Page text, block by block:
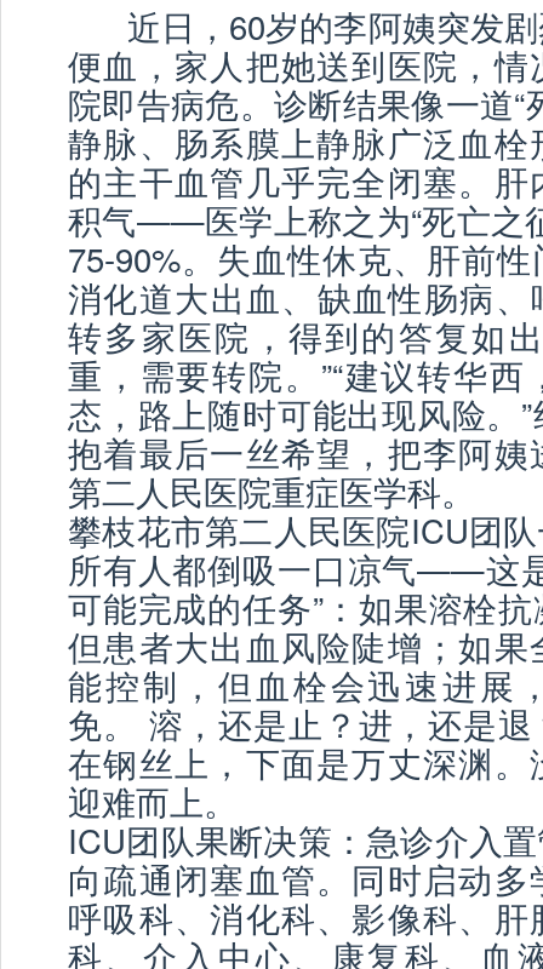
近日，60岁的李阿姨突发剧
便血，家人把她送到医院，
院即告病危。诊断结果像一道“
静脉、肠系膜上静脉广泛血
的主干血管几乎完全闭塞。
积气——医学上称之为“死亡之
75-90%。失血性休克、肝前
消化道大出血、缺血性肠病
转多家医院，得到的答复如
重，需要转院。”“建议转华
态，路上随时可能出现风险。
抱着最后一丝希望，把李阿
第二人民医院重症医学科。
攀枝花市第二人民医院ICU团
所有人都倒吸一口凉气——这
可能完成的任务”：如果溶栓
但患者大出血风险陡增；如
能控制，但血栓会迅速进展
免。 溶，还是止？进，还是
在钢丝上，下面是万丈深渊
迎难而上。
ICU团队果断决策：急诊介入
向疏通闭塞血管。同时启动
呼吸科、消化科、影像科、
科、介入中心、康复科、血